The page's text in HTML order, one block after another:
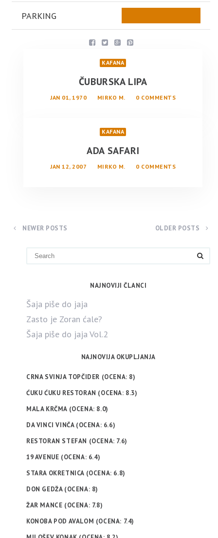
PARKING
KAFANA
ČUBURSKA LIPA
JAN 01, 1970 MIRKO M. 0 COMMENTS
KAFANA
ADA SAFARI
JAN 12, 2007 MIRKO M. 0 COMMENTS
NEWER POSTS OLDER POSTS
NAJNOVIJI ČLANCI
Šaja piše do jaja
Zasto je Zoran ćale?
Šaja piše do jaja Vol.2
NAJNOVIJA OKUPLJANJA
CRNA SVINJA TOPČIDER (OCENA: 8)
ĆUKU ĆUKU RESTORAN (OCENA: 8.3)
MALA KRČMA (OCENA: 8.0)
DA VINCI VINČA (OCENA: 6.6)
RESTORAN STEFAN (OCENA: 7.6)
19 AVENUE (OCENA: 6.4)
STARA OKRETNICA (OCENA: 6.8)
DON GEDŽA (OCENA: 8)
ŽAR MANCE (OCENA: 7.8)
KONOBA POD AVALOM (OCENA: 7.4)